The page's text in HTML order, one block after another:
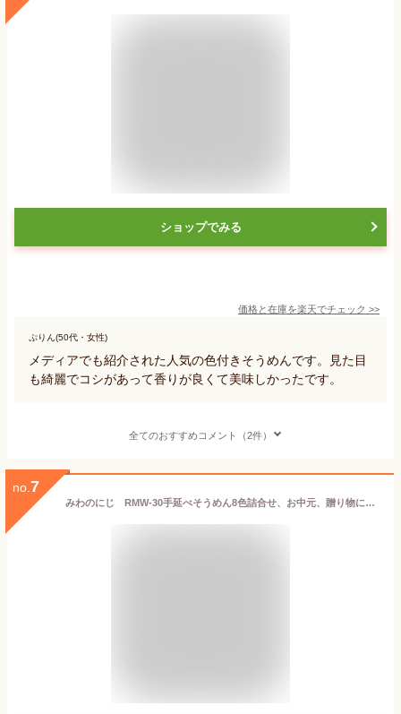
ショップでみる
価格と在庫を楽天でチェック >>
ぷりん(50代・女性)
メディアでも紹介された人気の色付きそうめんです。見た目
も綺麗でコシがあって香りが良くて美味しかったです。
全てのおすすめコメント（2件）
no. 7
みわのにじ RMW-30手延べそうめん8色詰合せ、お中元、贈り物に最適